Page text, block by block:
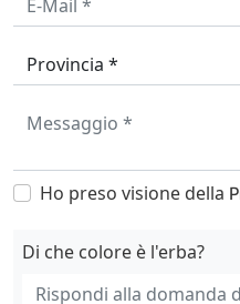
Ho preso visione della
Di che colore è l'erba?